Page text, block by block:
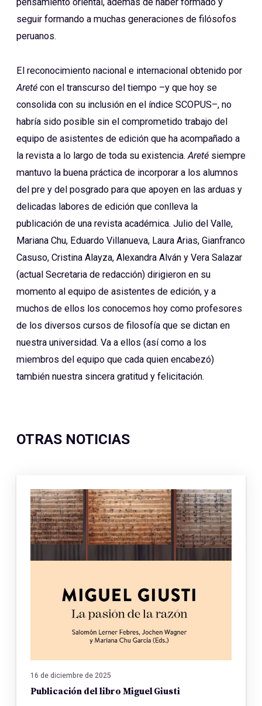
pensamiento oriental, además de haber formado y
seguir formando a muchas generaciones de filósofos
peruanos.
El reconocimiento nacional e internacional obtenido por
Areté con el transcurso del tiempo –y que hoy se
consolida con su inclusión en el índice SCOPUS–, no
habría sido posible sin el comprometido trabajo del
equipo de asistentes de edición que ha acompañado a
la revista a lo largo de toda su existencia. Areté siempre
mantuvo la buena práctica de incorporar a los alumnos
del pre y del posgrado para que apoyen en las arduas y
delicadas labores de edición que conlleva la
publicación de una revista académica. Julio del Valle,
Mariana Chu, Eduardo Villanueva, Laura Arias, Gianfranco
Casuso, Cristina Alayza, Alexandra Alván y Vera Salazar
(actual Secretaria de redacción) dirigieron en su
momento al equipo de asistentes de edición, y a
muchos de ellos los conocemos hoy como profesores
de los diversos cursos de filosofía que se dictan en
nuestra universidad. Va a ellos (así como a los
miembros del equipo que cada quien encabezó)
también nuestra sincera gratitud y felicitación.
OTRAS NOTICIAS
16 de diciembre de 2025
Publicación del libro Miguel Giusti